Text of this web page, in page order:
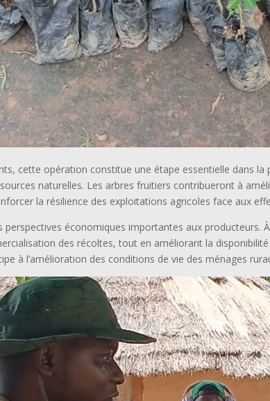
cette opération constitue une étape essentielle dans
naturelles. Les arbres fruitiers contribueront à
la résilience des exploitations agricoles face aux
économiques importantes aux
des récoltes, tout en améliorant la
à l’amélioration des conditions de vie des ménages